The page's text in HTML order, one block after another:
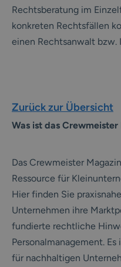
Rechtsberatung im
konkreten Rechtsfällen
einen Rechtsanwalt bzw.
Zurück zur Übersicht
Was ist das Crewmeister
Das Crewmeister
Ressource für
Hier finden Sie
Unternehmen ihre
fundierte rechtliche
Personalmanagement.
für nachhaltigen